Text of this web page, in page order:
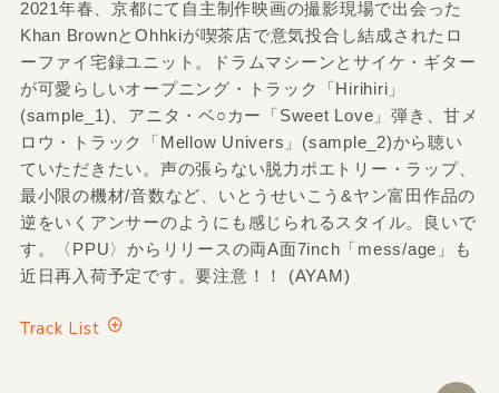
2021年春、京都にて自主制作映画の撮影現場で出会った
Khan BrownとOhhkiが喫茶店で意気投合し結成されたロ
ーファイ宅録ユニット。ドラムマシーンとサイケ・ギター
が可愛らしいオープニング・トラック「Hirihiri」
(sample_1)、アニタ・ベ○カー「Sweet Love」弾き、甘メ
ロウ・トラック「Mellow Univers」(sample_2)から聴い
ていただきたい。声の張らない脱力ポエトリー・ラップ、
最小限の機材/音数など、いとうせいこう&ヤン富田作品の
逆をいくアンサーのようにも感じられるスタイル。良いで
す。〈PPU〉からリリースの両A面7inch「mess/age」も
近日再入荷予定です。要注意！！ (AYAM)
Track List